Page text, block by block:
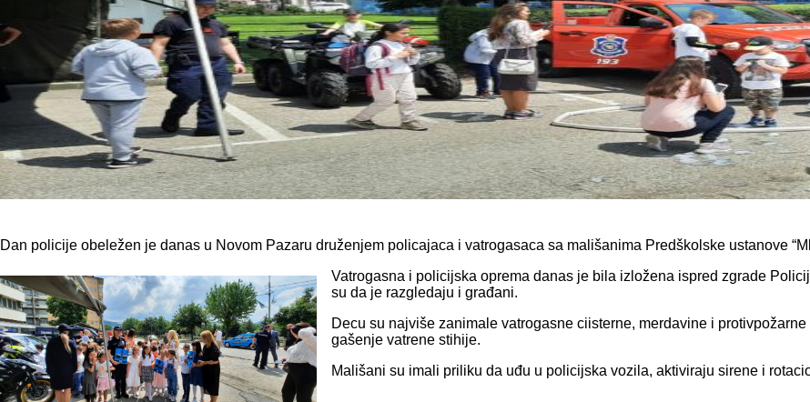
Dan policije obeležen je danas u Novom Pazaru druženjem policajaca i vatrogasaca sa mališanima Predškolske ustanove
Vatrogasna i policijska oprema danas je bila izložena ispred zgrade
su da je razgledaju i građani.
Decu su najviše zanimale vatrogasne ciisterne, merdavine i
gašenje vatrene stihije.
Mališani su imali priliku da uđu u policijska vozila, aktiviraju sirene i